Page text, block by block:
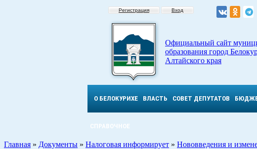
Регистрация Вход
Официальный сайт
образования город
Алтайского края
О БЕЛОКУРИХЕ ВЛАСТЬ СОВЕТ ДЕПУТАТОВ
СПРАВОЧНОЕ
Главная » Документы » Налоговая информирует » Нововведения и